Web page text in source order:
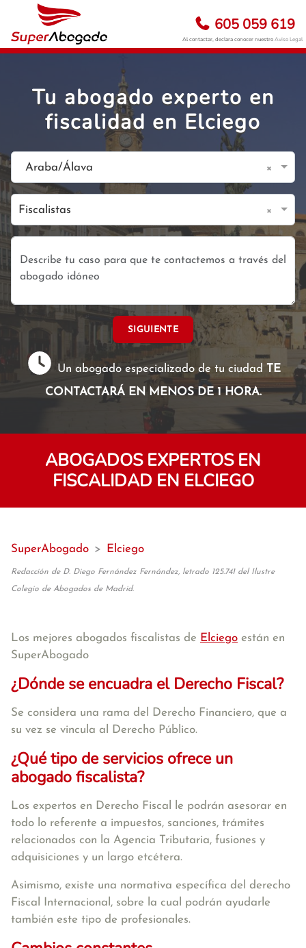
605 059 619
Al contactar, declara conocer nuestroAviso Legal
Tu abogado experto en
fiscalidad en Elciego
Araba/Álava ×
Fiscalistas ×
SIGUIENTE
Un abogado especializado de tu ciudad TE
CONTACTARÁ EN MENOS DE 1 HORA.
ABOGADOS EXPERTOS EN
FISCALIDAD EN ELCIEGO
SuperAbogado > Elciego
Redacción de D. Diego Fernández Fernández, letrado 125.741 del Ilustre
Colegio de Abogados de Madrid.
Los mejores abogados fiscalistas de Elciego están en
SuperAbogado
¿Dónde se encuadra el Derecho Fiscal?
Se considera una rama del Derecho Financiero, que a
su vez se vincula al Derecho Público.
¿Qué tipo de servicios ofrece un
abogado fiscalista?
Los expertos en Derecho Fiscal le podrán asesorar en
todo lo referente a impuestos, sanciones, trámites
relacionados con la Agencia Tributaria, fusiones y
adquisiciones y un largo etcétera.
Asimismo, existe una normativa específica del derecho
Fiscal Internacional, sobre la cual podrán ayudarle
también este tipo de profesionales.